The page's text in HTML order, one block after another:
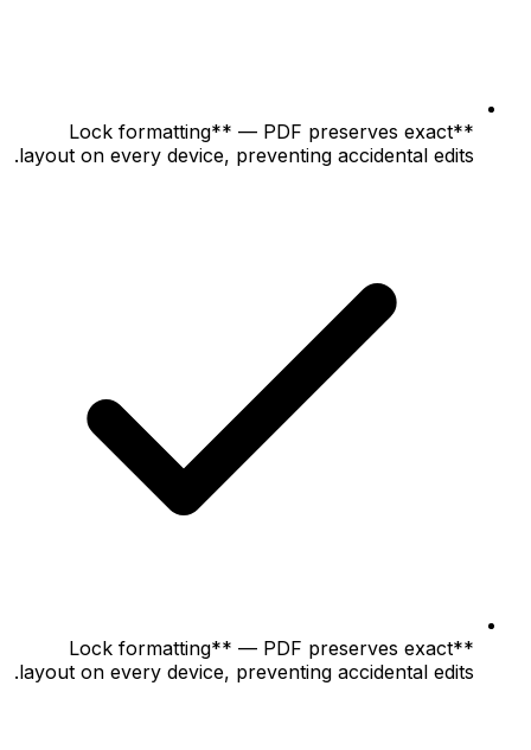
**Lock formatting** — PDF preserves exact
layout on every device, preventing accidental edits.
**Lock formatting** — PDF preserves exact
layout on every device, preventing accidental edits.